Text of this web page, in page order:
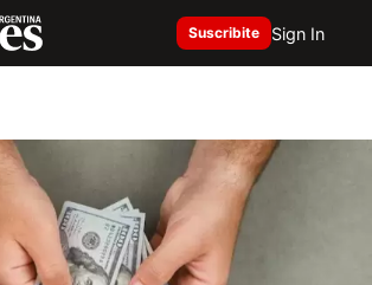
Suscribite Sign In